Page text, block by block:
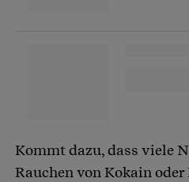
Kommt dazu, dass viele
Rauchen von Kokain